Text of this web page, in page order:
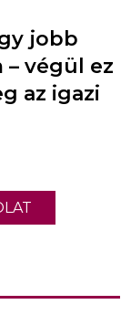
jobb
– végül ez
az igazi